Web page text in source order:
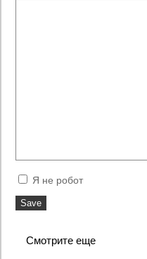
Я не робот
Смотрите еще